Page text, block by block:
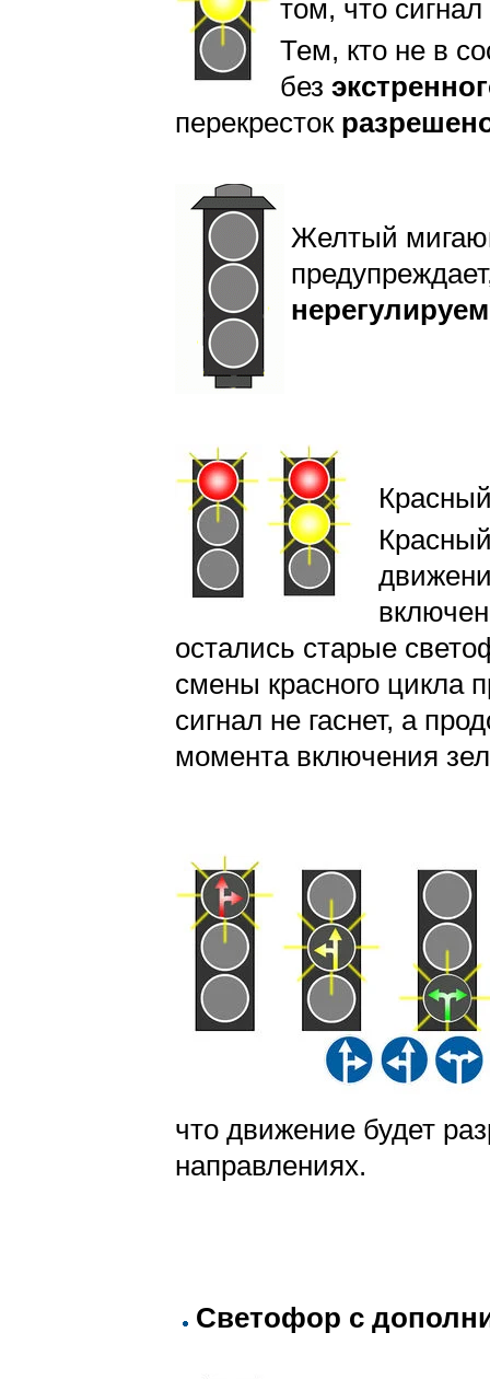
том, что
Тем, кто не в
без
перекресток
Желтый
остались старые
смены красного цикла
сигнал не гаснет, а
момента включения
что движение будет
направлениях.
Светофор с